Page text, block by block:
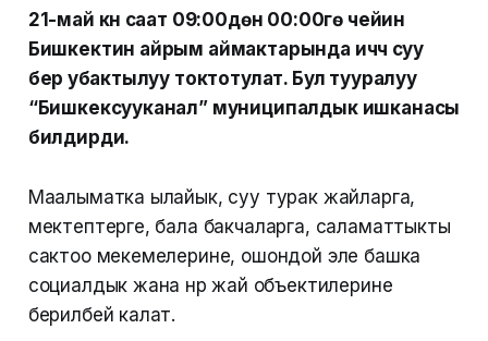
21-май күнү саат 09:00дөн 00:00гө чейин
Бишкектин айрым аймактарында ичүүчү суу
берүү убактылуу токтотулат. Бул тууралуу
“Бишкексууканал” муниципалдык ишканасы
билдирди.
Маалыматка ылайык, суу турак жайларга,
мектептерге, бала бакчаларга, саламаттыкты
сактоо мекемелерине, ошондой эле башка
социалдык жана өнөр жай объектилерине
берилбей калат.